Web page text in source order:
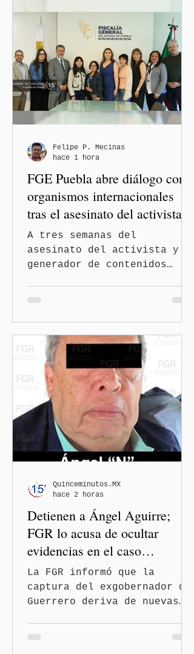
FGE Puebla abre diálogo con
organismos internacionales
tras el asesinato del activista y
comunicador Josué Martínez
A tres semanas del
asesinato del activista y
generador de contenidos
de Puebla (FGE) sostuvo una
reunión de trabajo con
organizaciones nacionales e
internacionales dedicadas a
la defensa de la libertad
de expresión y la
protección de periodistas.
Felipe P. Mecinas
hace 1 hora
Detienen a Ángel Aguirre;
FGR lo acusa de ocultar
evidencias en el caso
Ayotzinapa
La FGR informó que la
captura del exgobernador de
Guerrero deriva de nuevas
Quinceminutos.MX
hace 2 horas